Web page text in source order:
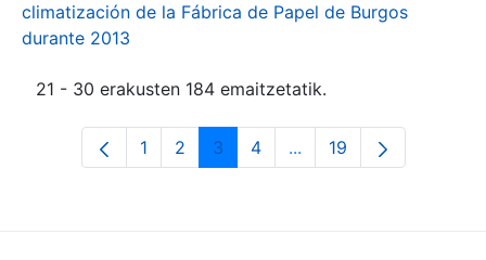
climatización de la Fábrica de Papel de Burgos
durante 2013
21 - 30 erakusten 184 emaitzetatik.
Orrialdea
1 Orrialdea
2 Orrialdea
3 Orrialdea
4 ...Intermediate Pages
Orrialdea
19